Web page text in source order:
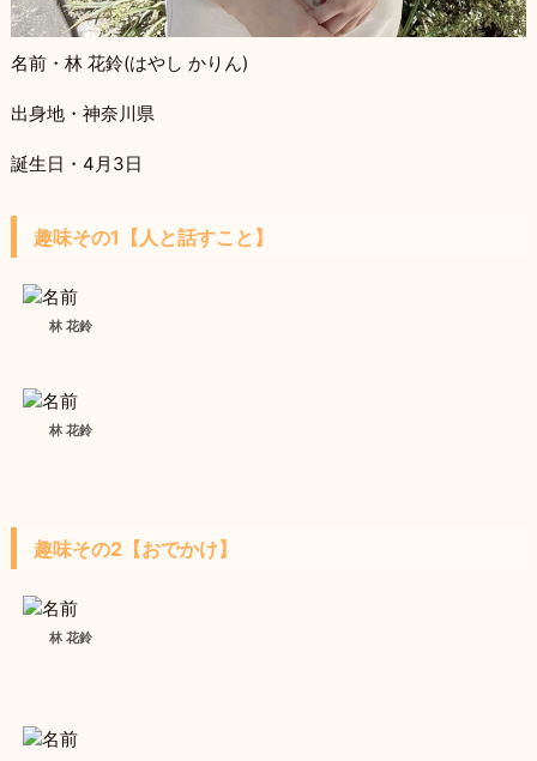
名前・林 花鈴(はやし かりん)
出身地・神奈川県
誕生日・4月3日
趣味その1【人と話すこと】
林 花鈴
林 花鈴
趣味その2【おでかけ】
林 花鈴